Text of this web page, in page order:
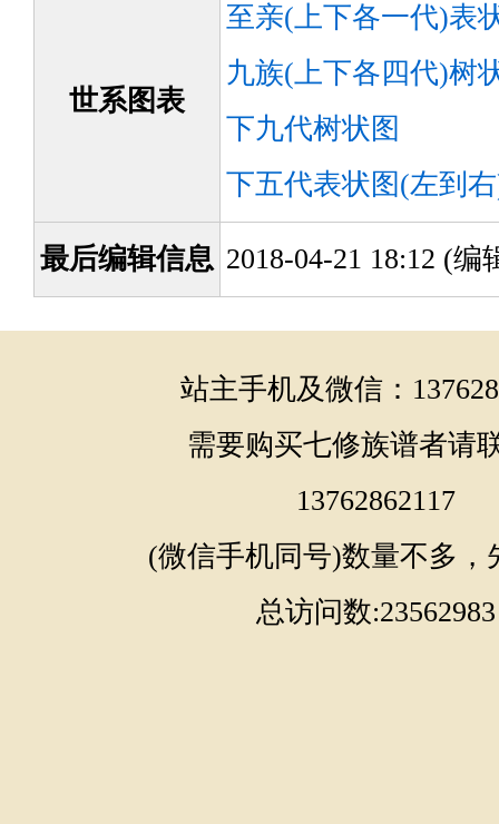
世系图表
至亲(上下各一代)表
九族(上下各四代)树
下九代树状图
下五代表状图(左到
最后编辑信息 2018-04-21 18:12 (编
站主手机及微信：
需要购买七修族谱者请
13762862117
(微信手机同号)数量不多，
总访问数:23562983